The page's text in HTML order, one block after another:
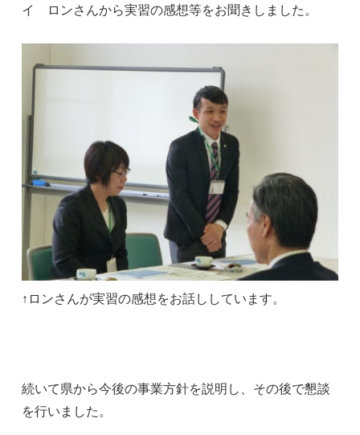
イ ロンさんから実習の感想等をお聞きしました。
↑ロンさんが実習の感想をお話ししています。
続いて県から今後の事業方針を説明し、その後で懇談
を行いました。